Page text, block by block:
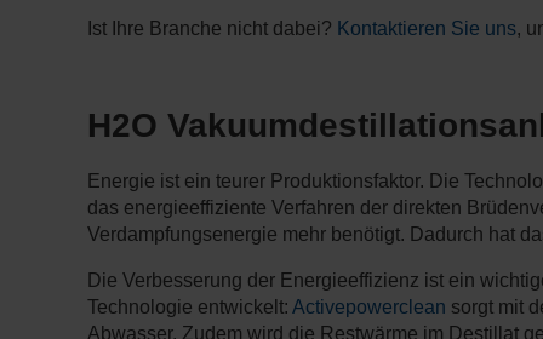
Ist Ihre Branche nicht dabei? Kontaktieren Sie uns,
H2O
Energie ist ein teurer Produktionsfaktor. Die
das energieeffiziente Verfahren der direkten
Verdampfungsenergie mehr benötigt. Dadurch hat
Die Verbesserung der Energieeffizienz ist ein
Technologie entwickelt: Activepowerclean sorgt mit
Abwasser. Zudem wird die Restwärme im Destillat